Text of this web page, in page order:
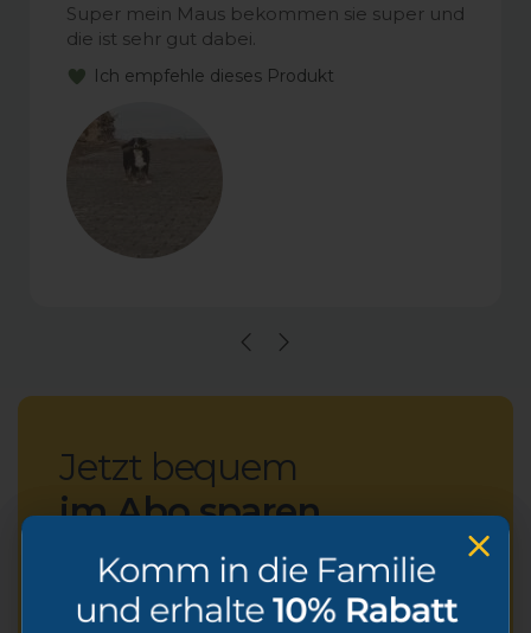
Super mein Maus bekommen sie super und
die ist sehr gut dabei.
Ich empfehle dieses Produkt
Jetzt bequem
im Abo sparen
Alle Vorteile in einer Übersicht:
Spare 20%auf jedes Produkt